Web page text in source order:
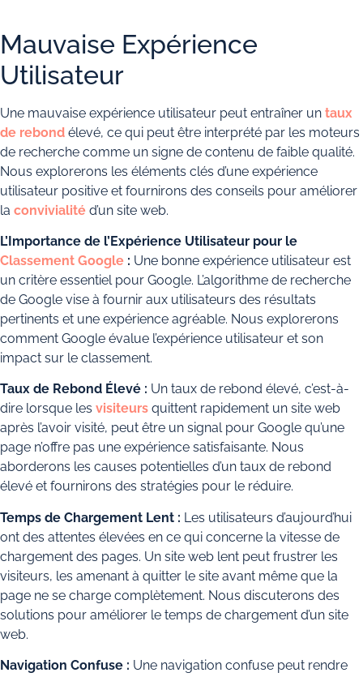
Mauvaise Expérience
Utilisateur
Une mauvaise expérience utilisateur peut entraîner un taux
de rebond élevé, ce qui peut être interprété par les moteurs
de recherche comme un signe de contenu de faible qualité.
Nous explorerons les éléments clés d’une expérience
utilisateur positive et fournirons des conseils pour améliorer
la convivialité d’un site web.
L’Importance de l’Expérience Utilisateur pour le
Classement Google : Une bonne expérience utilisateur est
un critère essentiel pour Google. L’algorithme de recherche
de Google vise à fournir aux utilisateurs des résultats
pertinents et une expérience agréable. Nous explorerons
comment Google évalue l’expérience utilisateur et son
impact sur le classement.
Taux de Rebond Élevé : Un taux de rebond élevé, c’est-à-
dire lorsque les visiteurs quittent rapidement un site web
après l’avoir visité, peut être un signal pour Google qu’une
page n’offre pas une expérience satisfaisante. Nous
aborderons les causes potentielles d’un taux de rebond
élevé et fournirons des stratégies pour le réduire.
Temps de Chargement Lent : Les utilisateurs d’aujourd’hui
ont des attentes élevées en ce qui concerne la vitesse de
chargement des pages. Un site web lent peut frustrer les
visiteurs, les amenant à quitter le site avant même que la
page ne se charge complètement. Nous discuterons des
solutions pour améliorer le temps de chargement d’un site
web.
Navigation Confuse : Une navigation confuse peut rendre